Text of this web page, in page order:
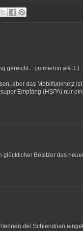
gereicht... (immerhin als 3.).
aber das Mobilfunknetz
Empfang (HSPA) nur
glücklicher Besitzer des
der Schlendrian